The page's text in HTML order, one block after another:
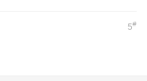
5#